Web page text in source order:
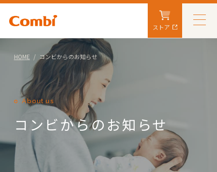
ストア
HOME コンビからのお知らせ
About us
コンビからのお知らせ